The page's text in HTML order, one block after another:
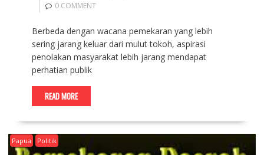
0 COMMENT
Berbeda dengan wacana pemekaran yang lebih
sering jarang keluar dari mulut tokoh, aspirasi
penolakan masyarakat lebih jarang mendapat
perhatian publik
READ MORE
Papua Politik